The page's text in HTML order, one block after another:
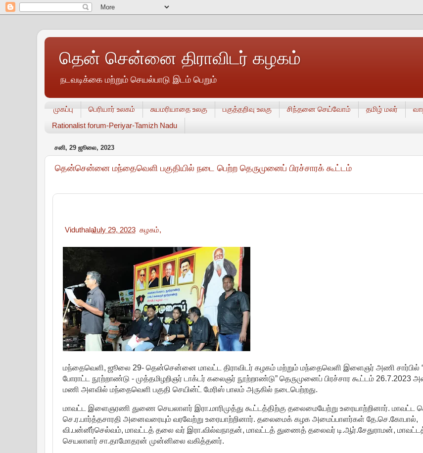
தென் சென்னை திராவிடர் கழகம்
நடவடிக்கை மற்றும் செயல்பாடு இடம் பெறும்
முகப்பு பெரியார் உலகம் சுயமரியாதை உலகு பகுத்தறிவு உலகு சிந்தனை செய்வோம் தமிழ் மலர்
Rationalist forum-Periyar-Tamizh Nadu
சனி, 29 ஜூலை, 2023
தென்சென்னை மந்தைவெளி பகுதியில் நடை பெற்ற தெருமுனைப் பிரச்சாரக் கூட்டம்
ViduthalaiJuly 29, 2023 கழகம்,
மந்தைவெளி, ஜூலை 29- தென்சென்னை மாவட்ட திராவிடர் கழகம் மற்றும் மந்தைவெளி இளைஞர் அணி சார்பில்
போராட்ட நூற்றாண்டு - முத்தமிழறிஞர் டாக்டர் கலைஞர் நூற்றாண்டு” தெருமுனைப் பிரச்சார கூட்டம் 26.7.2023
மணி அளவில் மந்தைவெளி பகுதி செயின்ட் மேரிஸ் பாலம் அருகில் நடைபெற்றது.
மாவட்ட இளைஞரணி துணை செயலாளர் இரா.மாரிமுத்து கூட்டத்திற்கு தலைமையேற்று உரையாற்றினார். மாவட்ட
செ.ர.பார்த்தசாரதி அனைவரையும் வரவேற்று உரையாற்றினார். தலைமைக் கழக அமைப்பாளர்கள் தே.செ.கோபால்,
வி.பன்னீர்செல்வம், மாவட்டத் தலை வர் இரா.வில்வநாதன், மாவட்டத் துணைத் தலைவர் டி.ஆர்.சேதுராமன்,
செயலாளர் சா.தாமோதரன் முன்னிலை வகித்தனர்.